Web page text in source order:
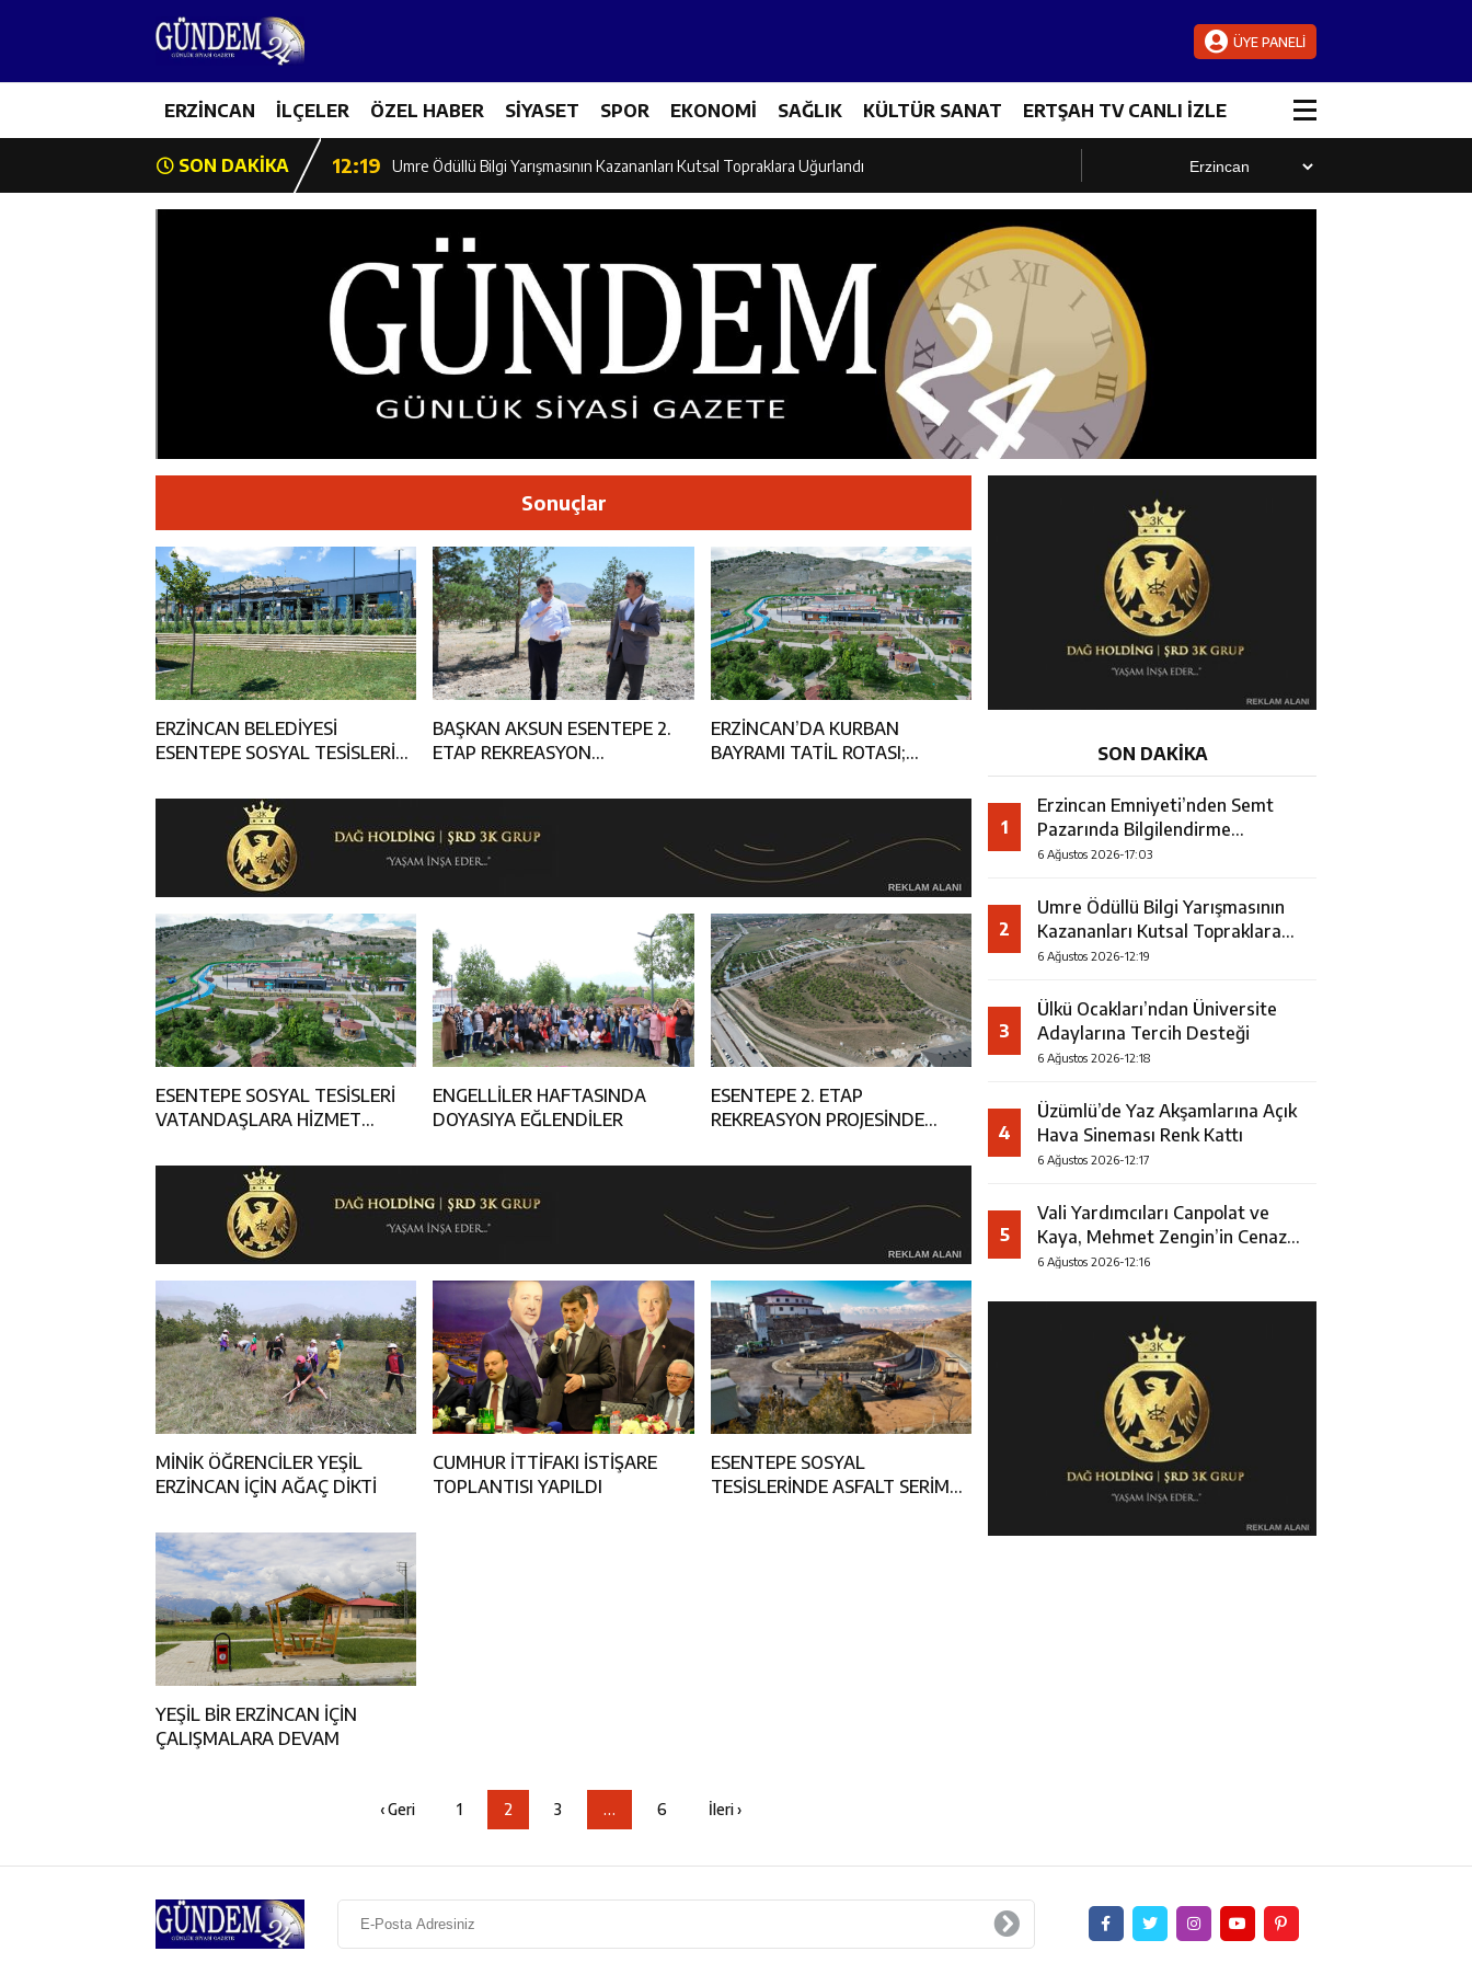
ÜYE PANELİ
ERZİNCAN İLÇELER ÖZEL HABER SİYASET SPOR EKONOMİ SAĞLIK KÜLTÜR SANAT ERTŞAH TV CANLI İZLE
SON DAKİKA
17:03 Erzincan Emniyeti’nden Semt Pazarında Bilgilendirme Faaliyeti
12:19 Umre Ödüllü Bilgi Yarışmasının Kazananları Kutsal Topraklara Uğurlandı
12:17 Üzümlü’de Yaz Akşamlarına Açık Hava Sineması Renk Kattı
12:16 Vali Yardımcıları Canpolat ve Kaya, Mehmet Zengin’in Cenaze Törenine Katıldı
Geleceğin Hafızlarına Ziyaret: Burhan İşliyen Erzincan’da Kur’an Kursu Öğrencileriyle Buluştu
ETSO Başkan Adayı Süleyman Tan Üyelerle Buluşmayı Sürdürüyor
12:14 Erzincan’da Aranan 45 Şahıs Yakalandı: 24 Hükümlü Cezaevine Gönderildi
12:13 Erzincan Erkek Tenis Takımı ANALİG’de Yarı Final Biletini Aldı
17:03 Erzincan Emniyeti’nden Semt Pazarında Bilgilendirme Faaliyeti
Sonuçlar
ERZİNCAN BELEDİYESİ
ESENTEPE SOSYAL TESİSLERİ
BAŞKAN AKSUN ESENTEPE 2.
ETAP REKREASYON
İNCELEDİ
ERZİNCAN’DA KURBAN
BAYRAMI TATİL ROTASI;
ESENTEPE SOSYAL TESİSLERİ
VATANDAŞLARA HİZMET
ENGELLİLER HAFTASINDA
DOYASIYA EĞLENDİLER
ESENTEPE 2. ETAP
REKREASYON PROJESİNDE
MİNİK ÖĞRENCİLER YEŞİL
ERZİNCAN İÇİN AĞAÇ DİKTİ
CUMHUR İTTİFAKI İSTİŞARE
TOPLANTISI YAPILDI
ESENTEPE SOSYAL
TESİSLERİNDE ASFALT SERİM
YEŞİL BİR ERZİNCAN İÇİN
ÇALIŞMALARA DEVAM
‹ Geri 1 2 3 … 6 İleri ›
SON DAKİKA
1
Erzincan Emniyeti’nden Semt
Pazarında Bilgilendirme
Faaliyeti
6 Ağustos 2026-17:03
2
Umre Ödüllü Bilgi Yarışmasının
Kazananları Kutsal Topraklara
Uğurlandı
6 Ağustos 2026-12:19
3
Ülkü Ocakları’ndan Üniversite
Adaylarına Tercih Desteği
6 Ağustos 2026-12:18
4
Üzümlü’de Yaz Akşamlarına Açık
Hava Sineması Renk Kattı
6 Ağustos 2026-12:17
5
Vali Yardımcıları Canpolat ve
Kaya, Mehmet Zengin’in Cenaze
Törenine Katıldı
6 Ağustos 2026-12:16